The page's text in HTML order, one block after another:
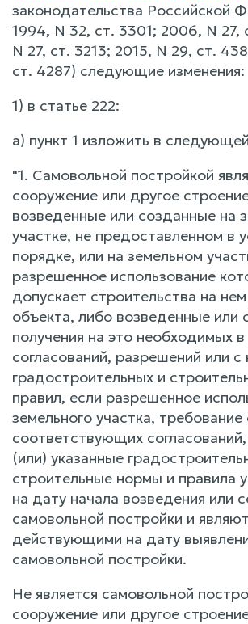
законодательства Российской
1994, N 32, ст. 3301; 2006, N 27,
N 27, ст. 3213; 2015, N 29, ст.
ст. 4287) следующие изменения:
1) в статье 222:
а) пункт 1 изложить в
"1. Самовольной постройкой
сооружение или другое
возведенные или созданные на
участке, не предоставленном в
порядке, или на земельном
разрешенное использование
допускает строительства на
объекта, либо возведенные или
получения на это необходимых в
согласований, разрешений или
градостроительных и
правил, если разрешенное
земельного участка, требование
соответствующих
(или) указанные
строительные нормы и правила
на дату начала возведения или
самовольной постройки и
действующими на дату
самовольной постройки.
Не является самовольной
сооружение или другое